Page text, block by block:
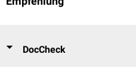
DocCheck